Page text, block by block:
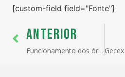
[custom-field field="Fonte"]
ANTERIOR
Funcionamento dos órgãos públicos e da Receita Federal no feriado de Tiradentes